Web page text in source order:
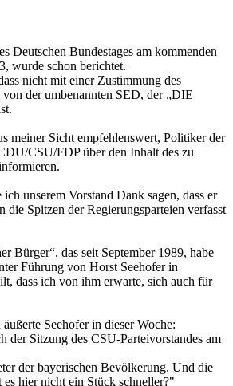
Deutschen Bundestages am kommenden
wurde schon berichtet.
nicht mit einer Zustimmung des
der umbenannten SED, der „DIE
meiner Sicht empfehlenswert, Politiker der
CSU/FDP über den Inhalt des zu
unserem Vorstand Dank sagen, dass er
die Spitzen der Regierungsparteien verfasst
Bürger“, das seit September 1989, habe
Führung von Horst Seehofer in
dass ich von ihm erwarte, sich auch für
Seehofer in dieser Woche:
der Sitzung des CSU-Parteivorstandes am
der bayerischen Bevölkerung. Und die
hier nicht ein Stück schneller?"